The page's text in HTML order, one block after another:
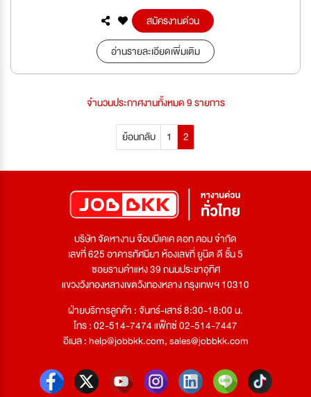
สมัครงานด่วน
อ่านรายละเอียดเพิ่มเติม
จำนวนประกาศงานทั้งหมด 9 รายการ
ย้อนกลับ 1 2
บริษัท จัดหางาน จ๊อบบีเคเค ดอท คอม จำกัด
เลขที่ 625 อาคารทัศนียา ห้องเลขที่ ยูนิต ดี ชั้น 5
ซอยรามคำแหง 39 ถนนประชาอุทิศ
แขวงวังทองหลางเขตวังทองหลาง กรุงเทพฯ 10310
ฝ่ายบริการลูกค้า : จันทร์-เสาร์ 8:30-18:00 น.
โทร : 02-514-7474 แฟ็กซ์ 02-514-7447
อีเมล :help@jobbkk.com,sales@jobbkk.com